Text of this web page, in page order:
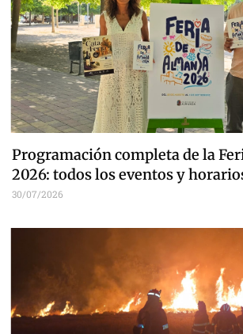
Programación completa de la
2026: todos los eventos y
30/07/2026